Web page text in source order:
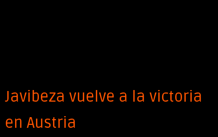
Javibeza vuelve a la victoria
en Austria